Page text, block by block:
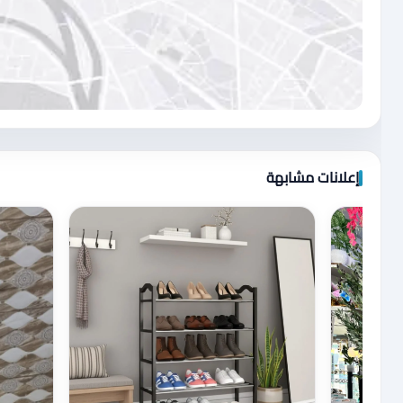
اضغط لتحميل الموقع
إعلانات مشابهة